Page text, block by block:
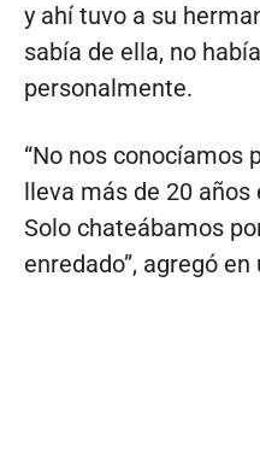
y ahí tuvo a su
sabía de ella, no
personalmente.
“No nos conocíamos
lleva más de 20 años
Solo chateábamos
enredado”, agregó